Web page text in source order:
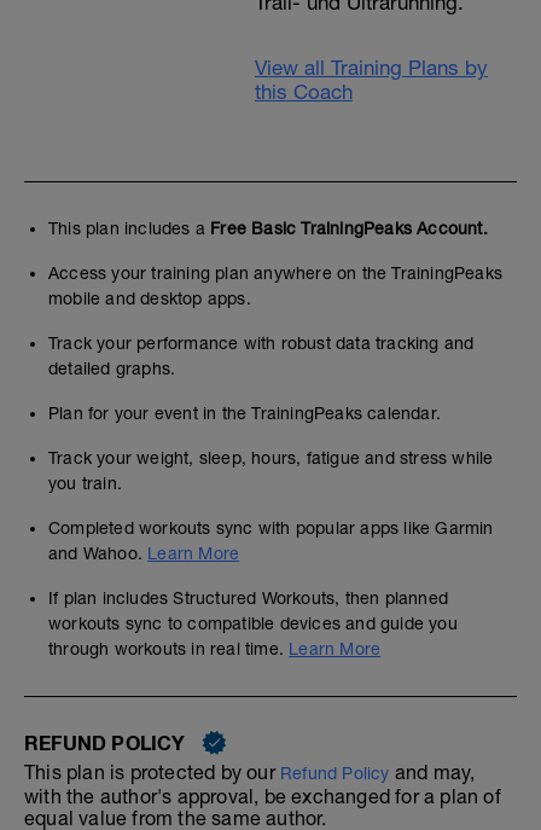
dem du dich forderst, aber nicht komplett
Bedenke: Beim schnellen Bergablaufen
längerer Pause – zu deutlichem
sogar gewollt, da der Körper sich bereits
regelmäßigen Downhillreizen spürbar
anpasst.
View all Training Plans by
this Coach
This plan includes a Free Basic TrainingPeaks Account.
Access your training plan anywhere on the TrainingPeaks
mobile and desktop apps.
Track your performance with robust data tracking and
detailed graphs.
Plan for your event in the TrainingPeaks calendar.
Track your weight, sleep, hours, fatigue and stress while
you train.
Completed workouts sync with popular apps like Garmin
and Wahoo. Learn More
If plan includes Structured Workouts, then planned
workouts sync to compatible devices and guide you
through workouts in real time. Learn More
REFUND POLICY
This plan is protected by our Refund Policy and may,
with the author's approval, be exchanged for a plan of
equal value from the same author.